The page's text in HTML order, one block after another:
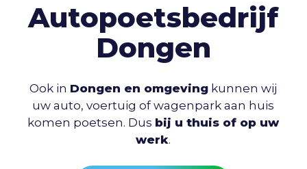
Autopoetsbedrijf
Dongen
Ook in Dongen en omgeving kunnen wij
uw auto, voertuig of wagenpark aan huis
komen poetsen. Dus bij u thuis of op uw
werk.